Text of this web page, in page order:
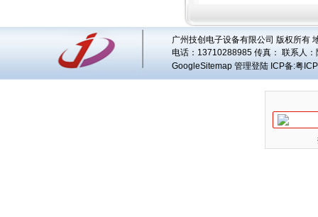
广州技创电子设备有限公司 版权所有
电话：13710288985 传真： 联系人：
GoogleSitemap 管理登陆 ICP备:粤